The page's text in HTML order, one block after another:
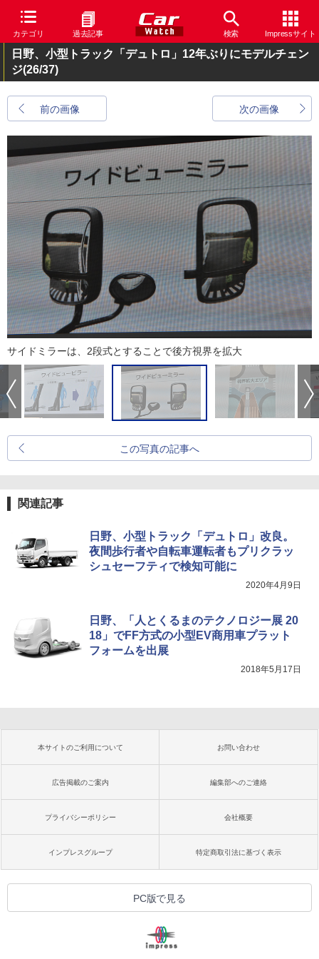
カテゴリ 過去記事 検索 Impressサイト
日野、小型トラック「デュトロ」12年ぶりにモデルチェン
ジ(26/37)
前の画像 次の画像
サイドミラーは、2段式とすることで後方視界を拡大
この写真の記事へ
関連記事
日野、小型トラック「デュトロ」改良。
夜間歩行者や自転車運転者もプリクラッ
シュセーフティで検知可能に
2020年4月9日
日野、「人とくるまのテクノロジー展 20
18」でFF方式の小型EV商用車プラット
フォームを出展
2018年5月17日
本サイトのご利用について お問い合わせ
広告掲載のご案内 編集部へのご連絡
プライバシーポリシー 会社概要
インプレスグループ 特定商取引法に基づく表示
PC版で見る